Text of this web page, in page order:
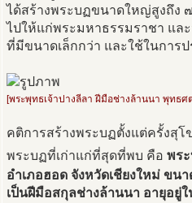
ได้สร้างพระบฏขนาดใหญ่สูงถึง
ไปให้แก่พระมหาธรรมราชา แล
ที่มีขนาดเล็กกว่า และใช้ในการ
[พระพุทธเจ้าปางลีลา ฝีมือช่างล้านนา พุทธศ
คติการสร้างพระบฏตั้งแต่ครั้งสุ
พระบฏที่เก่าแก่ที่สุดที่พบ คือ พร
อำเภอฮอด จังหวัดเชียงใหม่ ขน
เป็นฝีมือสกุลช่างล้านนา อายุอยู่